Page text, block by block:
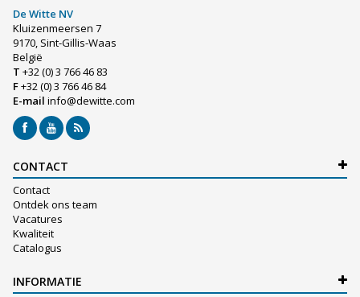
De Witte NV
Kluizenmeersen 7
9170, Sint-Gillis-Waas
België
T +32 (0) 3 766 46 83
F+32 (0) 3 766 46 84
E-mail info@dewitte.com
CONTACT
Contact
Ontdek ons team
Vacatures
Kwaliteit
Catalogus
INFORMATIE